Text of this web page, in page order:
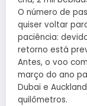
O número de
quiser voltar
paciência:
retorno está
Antes, o voo
março do ano
Dubai e
quilômetros.